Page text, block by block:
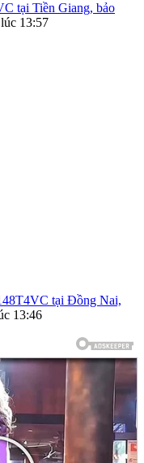
tại Tiền Giang, bảo
13:57
tại Đồng Nai,
13:46